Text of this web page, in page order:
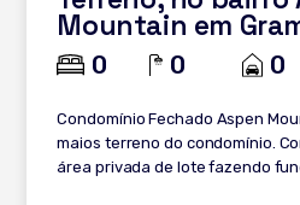
Mountain em
0 0 0
Condomínio Fechado Aspen
maios terreno do condomínio. Com mais de 1.120m2 de
área privada de lote fazendo